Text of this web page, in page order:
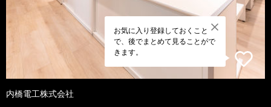
お気に入り登録しておくこと
で、後でまとめて見ることがで
きます。
内橋電工株式会社